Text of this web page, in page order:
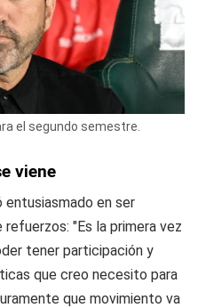
el segundo semestre.
viene
en ser
"Es la primera vez
tener participación y
que creo necesito para
que movimiento va